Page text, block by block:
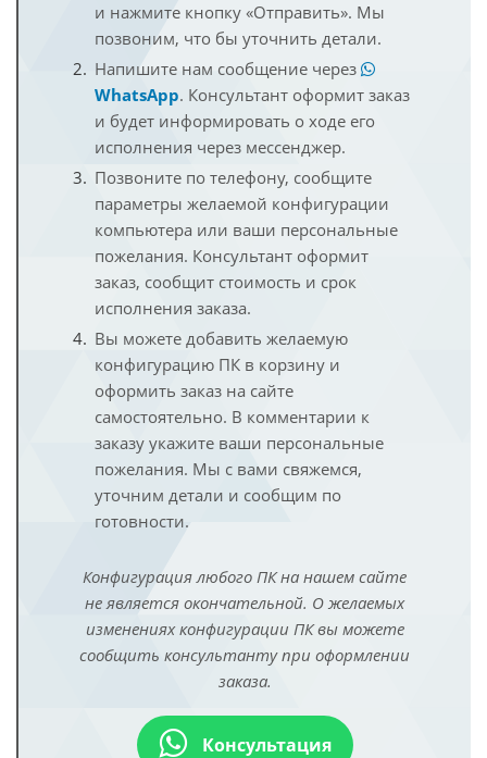
и нажмите кнопку «Отправить». Мы
позвоним, что бы уточнить детали.
Напишите нам сообщение через
WhatsApp. Консультант оформит заказ
и будет информировать о ходе его
исполнения через мессенджер.
Позвоните по телефону, сообщите
параметры желаемой конфигурации
компьютера или ваши персональные
пожелания. Консультант оформит
заказ, сообщит стоимость и срок
исполнения заказа.
Вы можете добавить желаемую
конфигурацию ПК в корзину и
оформить заказ на сайте
самостоятельно. В комментарии к
заказу укажите ваши персональные
пожелания. Мы с вами свяжемся,
уточним детали и сообщим по
готовности.
Конфигурация любого ПК на нашем сайте
не является окончательной. О желаемых
изменениях конфигурации ПК вы можете
сообщить консультанту при оформлении
заказа.
Консультация